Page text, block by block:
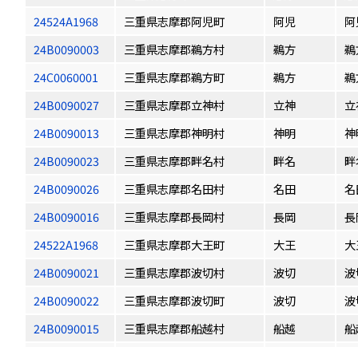
24524A1968
三重県志摩郡阿児町 阿児
24B0090003
三重県志摩郡鵜方村 鵜方
24C0060001
三重県志摩郡鵜方町 鵜方
24B0090027
三重県志摩郡立神村 立神
24B0090013
三重県志摩郡神明村 神明
24B0090023
三重県志摩郡畔名村 畔名
24B0090026
三重県志摩郡名田村 名田
24B0090016
三重県志摩郡長岡村 長岡
24522A1968
三重県志摩郡大王町 大王
24B0090021
三重県志摩郡波切村 波切
24B0090022
三重県志摩郡波切町 波切
24B0090015
三重県志摩郡船越村 船越